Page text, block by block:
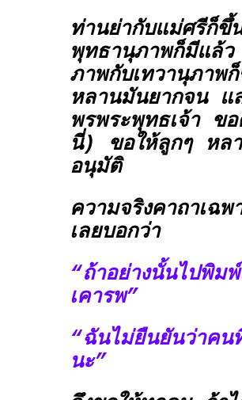
ท่านย่ากับแม่ศรีก็ขึ้
พุทธานุภาพก็มีแล้
ภาพกับเทวานุภาพ
หลานมันยากจน
พรพระพุทธเจ้า ข
นี่) ขอให้ลูกๆ หล
อนุมัติ
ความจริงคาถาเฉ
เลยบอกว่า
“ถ้าอย่างนั้นไปพิม
เคารพ”
“ฉันไม่ยืนยันว่าค
นะ”